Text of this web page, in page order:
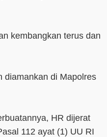
kembangkan terus dan
diamankan di Mapolres
HR dijerat
112 ayat (1) UU RI